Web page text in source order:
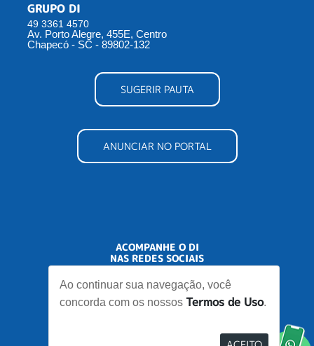
Ao continuar sua navegação, você
concorda com os nossos Termos de Uso.
GRUPO DI
49 3361 4570
Av. Porto Alegre, 455E, Centro
Chapecó - SC - 89802-132
SUGERIR PAUTA
ANUNCIAR NO PORTAL
ACOMPANHE O DI
NAS REDES SOCIAIS